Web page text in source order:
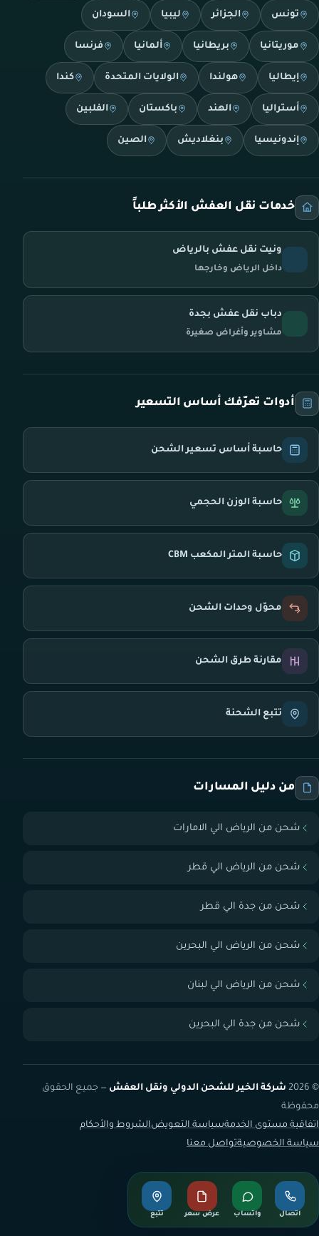
تونس الجزائر ليبيا السودان
موريتانيا بريطانيا ألمانيا فرنسا
إيطاليا هولندا الولايات المتحدة كندا
أستراليا الهند باكستان الفلبين
إندونيسيا بنغلاديش الصين
خدمات نقل العفش الأكثر طلباً
ونيت نقل عفش بالرياض
داخل الرياض وخارجها
دباب نقل عفش بجدة
مشاوير وأغراض صغيرة
أدوات تعرّفك أساس التسعير
حاسبة أساس تسعير الشحن
حاسبة الوزن الحجمي
حاسبة المتر المكعب CBM
محوّل وحدات الشحن
مقارنة طرق الشحن
تتبع الشحنة
من دليل المسارات
شحن من الرياض الي الامارات
شحن من الرياض الي قطر
شحن من جدة الي قطر
شحن من الرياض الي البحرين
شحن من الرياض الي لبنان
شحن من جدة الي البحرين
© 2026 شركة الخير للشحن الدولي ونقل العفش — جميع الحقوق
محفوظة
اتفاقية مستوى الخدمةسياسة التعويضالشروط والأحكام
سياسة الخصوصيةتواصل معنا
اتصال واتساب عرض سعر تتبع